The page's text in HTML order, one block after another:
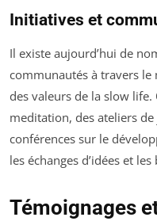
Initiatives et
Il existe aujourd’hui de
communautés à travers
des valeurs de la slow
meditation, des ateliers
conférences sur le
les échanges d’idées et
Témoignages